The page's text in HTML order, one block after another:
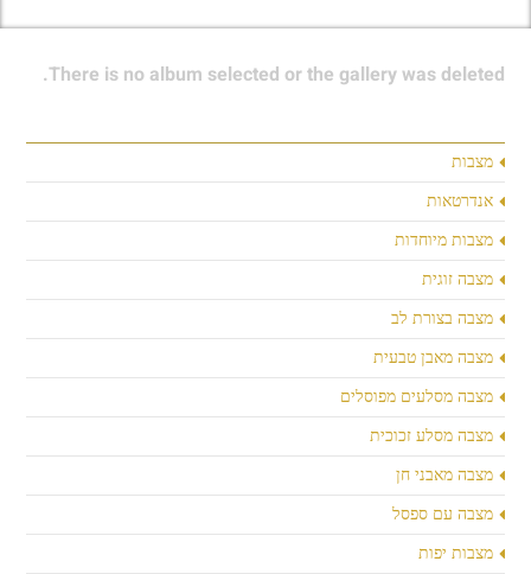
מצבות
אנדרטאות
מצבות מיוחדות
מצבה זוגית
מצבה בצורת לב
מצבה מאבן טבעית
מצבה מסלעים מפוסלים
מצבה מסלע זכוכית
מצבה מאבני חן
מצבה עם ספסל
מצבות יפות
There is no album selected or the gallery was deleted.